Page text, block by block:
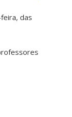
das